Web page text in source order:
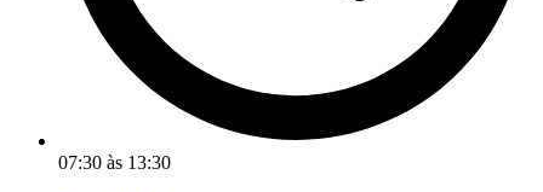
07:30 às 13:30